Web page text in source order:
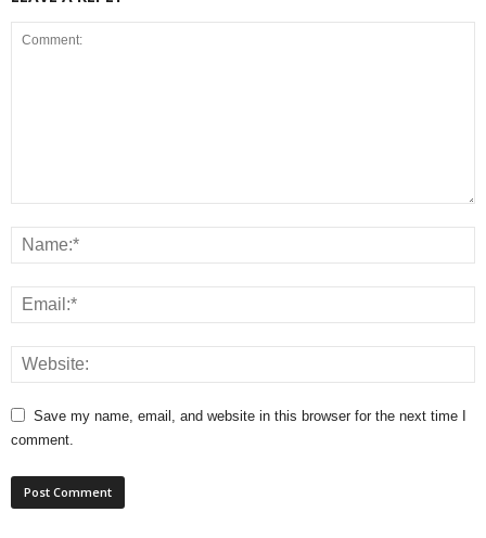
Save my name, email, and website in this browser for the next time I
comment.